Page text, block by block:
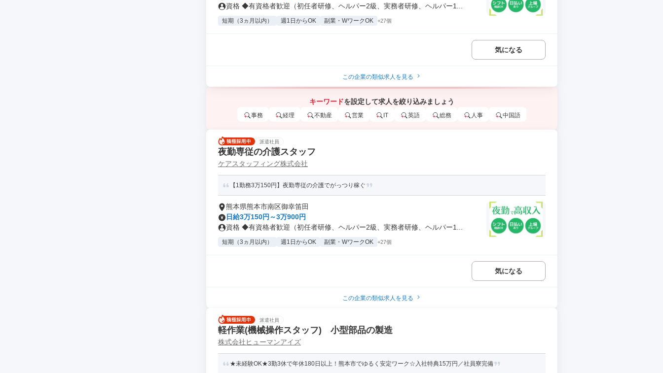
資格 ◆有資格者歓迎（初任者研修、ヘルパー2級、実務者研修、ヘルパー1...
短期（3ヵ月以内） 週1日からOK 副業・WワークOK +27個
気になる
この企業の類似求人を見る
キーワードを設定して求人を絞り込みましょう
事務 経理 不動産 営業 IT 英語 総務 人事 中国語
派遣社員
夜勤専従の介護スタッフ
ケアスタッフィング株式会社
【1勤務3万150円】夜勤専従の介護でがっつり稼ぐ
熊本県熊本市南区御幸笛田
日給3万150円～3万900円
資格 ◆有資格者歓迎（初任者研修、ヘルパー2級、実務者研修、ヘルパー1...
短期（3ヵ月以内） 週1日からOK 副業・WワークOK +27個
気になる
この企業の類似求人を見る
派遣社員
軽作業(機械操作スタッフ) 小型部品の製造
株式会社ヒューマンアイズ
★未経験OK★3勤3休で年休180日以上！熊本市でゆるく安定ワーク☆入社特典15万円／社員寮完備